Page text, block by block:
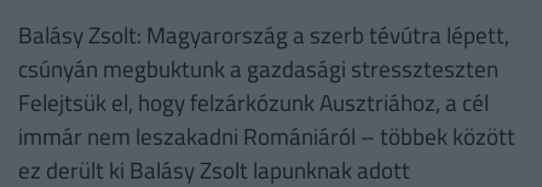
Balásy Zsolt: Magyarország a szerb tévútra lépett,
csúnyán megbuktunk a gazdasági stresszteszten
Felejtsük el, hogy felzárkózunk Ausztriához, a cél
immár nem leszakadni Romániáról – többek között
ez derült ki Balásy Zsolt lapunknak adott